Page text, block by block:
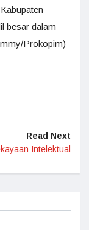
besar dalam
Prokopim)
Read Next
Intelektual